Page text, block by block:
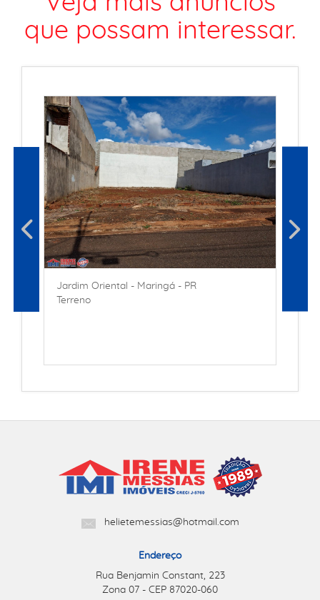
que possam interessar.
Jardim Oriental - Maringá - PR
Terreno
helietemessias@hotmail.com
Endereço
Rua Benjamin Constant, 223
Zona 07 - CEP 87020-060